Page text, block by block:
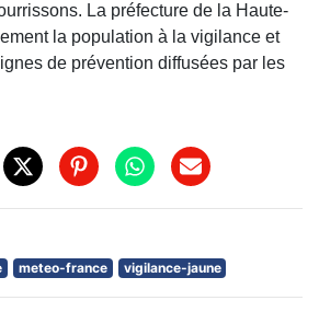
La préfecture de la Haute-
la population à la vigilance et
de prévention diffusées par les
meteo-france vigilance-jaune